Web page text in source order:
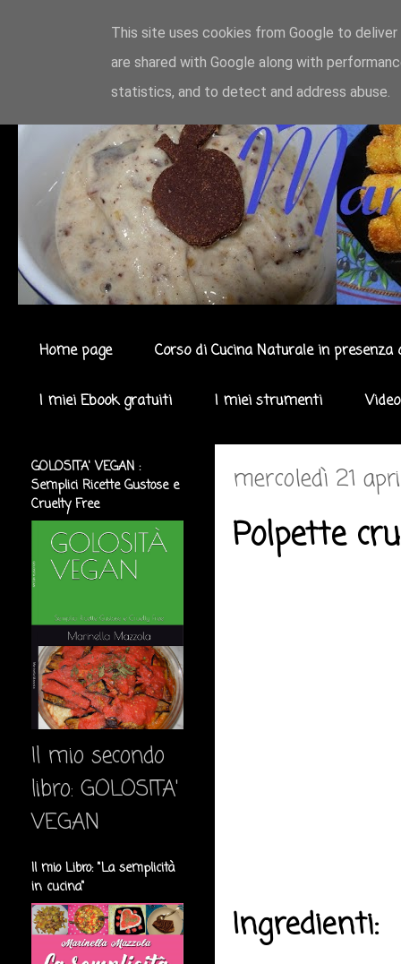
Home page Corso di Cucina Naturale in presenza
I miei Ebook gratuiti I miei strumenti
mercoledì 21
Polpette
Ingredienti:
GOLOSITA' VEGAN :
Semplici Ricette Gustose e
Cruelty Free
Il mio secondo
libro: GOLOSITA'
VEGAN
Il mio Libro: "La semplicità
in cucina"
This site uses cookies from Google to
are shared with Google along with
statistics, and to detect and address abuse.